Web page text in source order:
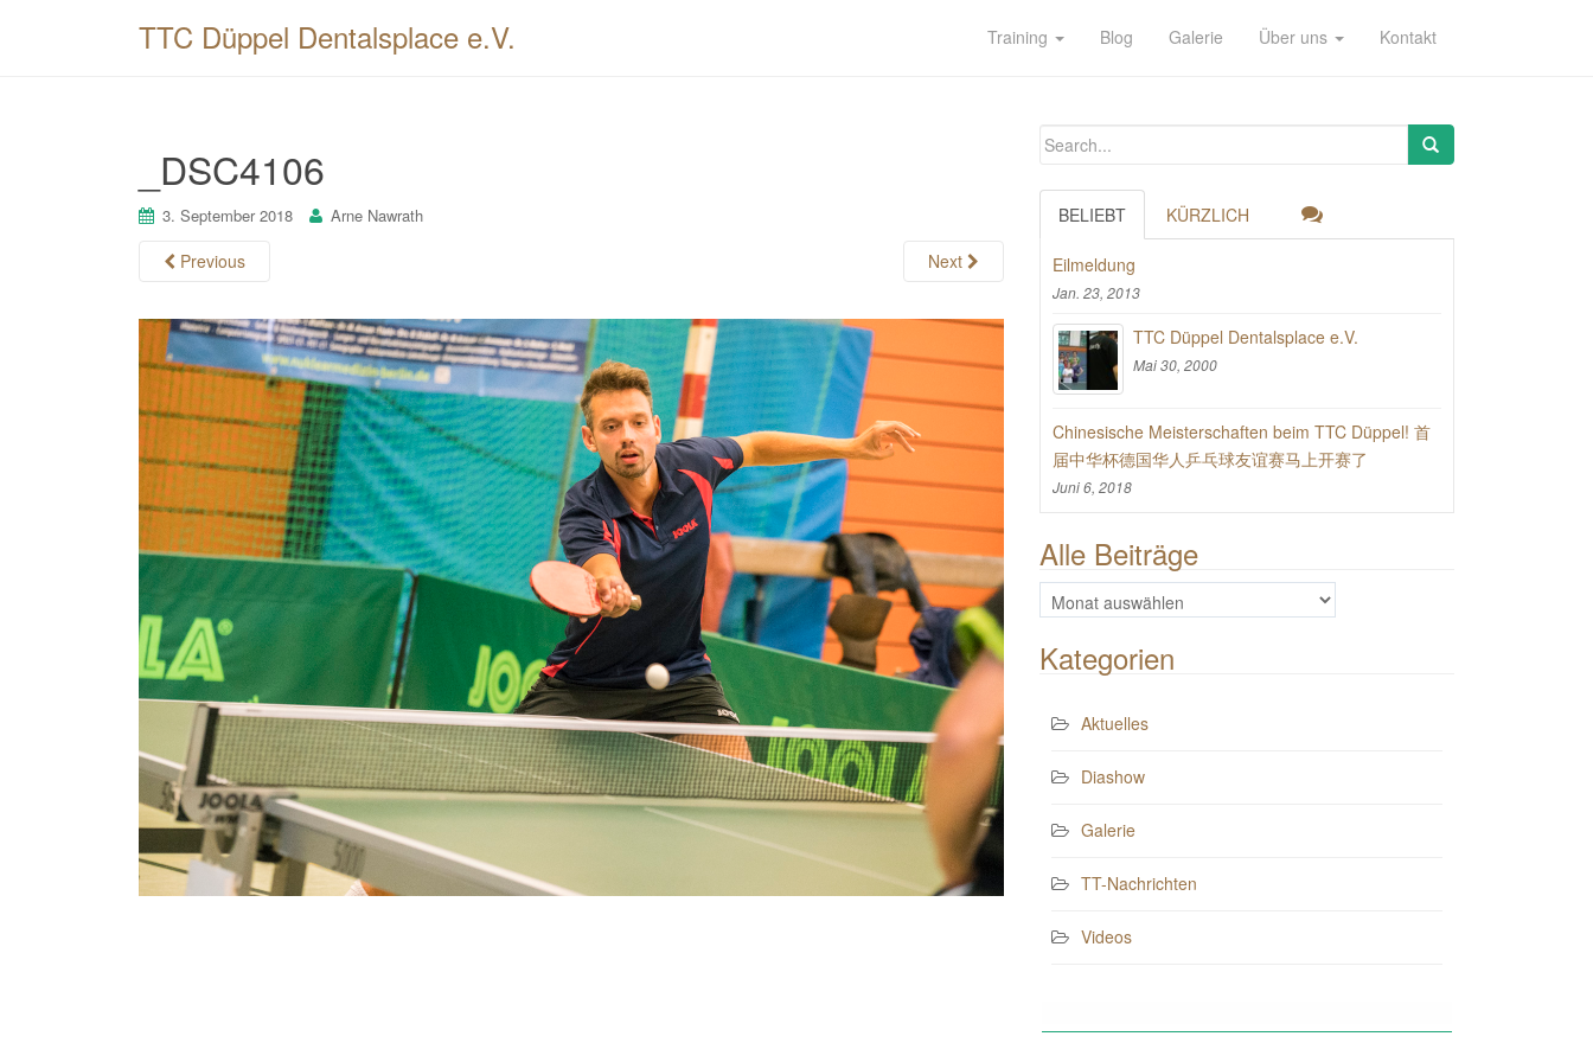
TTC Düppel Dentalsplace e.V. Training Blog Galerie Über uns Kontakt
_DSC4106
3. September 2018 Arne Nawrath
Previous Next
BELIEBT KÜRZLICH
Eilmeldung
Jan. 23, 2013
TTC Düppel Dentalsplace e.V.
Mai 30, 2000
Chinesische Meisterschaften beim TTC Düppel! 首
届中华杯德国华人乒乓球友谊赛马上开赛了
Juni 6, 2018
Alle Beiträge
Alle
Beiträge
Kategorien
Aktuelles
Diashow
Galerie
TT-Nachrichten
Videos